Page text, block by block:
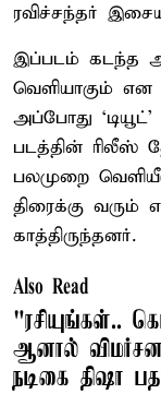
ரவிச்சந்தர்
இப்படம் கடந்த
வெளியாகும் என
அப்போது
படத்தின் ரிலீஸ்
பலமுறை
திரைக்கு
காத்திருந்தனர்.
Also Read
"ரசியுங்கள்..
ஆனால்
நடிகை திஷா